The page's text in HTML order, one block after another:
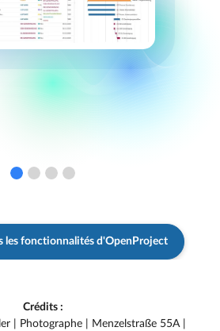
les fonctionnalités d'OpenProject
Crédits :
| Photographe | Menzelstraße 55A |